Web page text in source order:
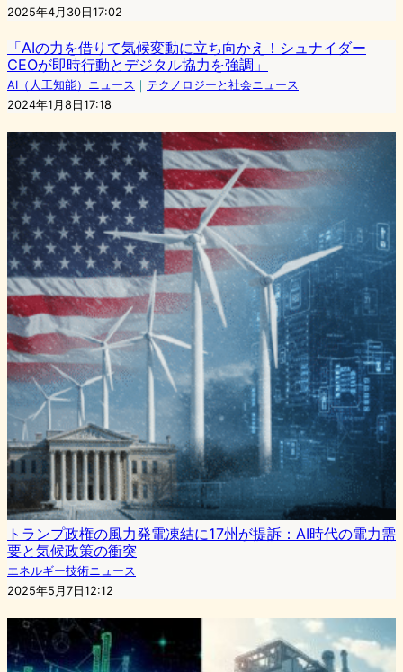
2025年4月30日17:02
「AIの力を借りて気候変動に立ち向かえ！シュナイダー
CEOが即時行動とデジタル協力を強調」
AI（人工知能）ニュース ｜ テクノロジーと社会ニュース
2024年1月8日17:18
トランプ政権の風力発電凍結に17州が提訴：AI時代の電力需
要と気候政策の衝突
エネルギー技術ニュース
2025年5月7日12:12